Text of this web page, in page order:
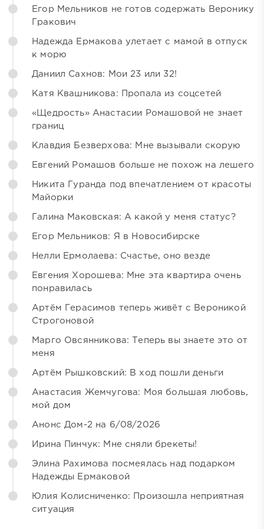
Егор Мельников не готов содержать Веронику
Гракович
Надежда Ермакова улетает с мамой в отпуск
к морю
Даниил Сахнов: Мои 23 или 32!
Катя Квашникова: Пропала из соцсетей
«Щедрость» Анастасии Ромашовой не знает
границ
Клавдия Безверхова: Мне вызывали скорую
Евгений Ромашов больше не похож на лешего
Никита Гуранда под впечатлением от красоты
Майорки
Галина Маковская: А какой у меня статус?
Егор Мельников: Я в Новосибирске
Нелли Ермолаева: Счастье, оно везде
Евгения Хорошева: Мне эта квартира очень
понравилась
Артём Герасимов теперь живёт с Вероникой
Строгоновой
Марго Овсянникова: Теперь вы знаете это от
меня
Артём Рышковский: В ход пошли деньги
Анастасия Жемчугова: Моя большая любовь,
мой дом
Анонс Дом-2 на 6/08/2026
Ирина Пинчук: Мне сняли брекеты!
Элина Рахимова посмеялась над подарком
Надежды Ермаковой
Юлия Колисниченко: Произошла неприятная
ситуация